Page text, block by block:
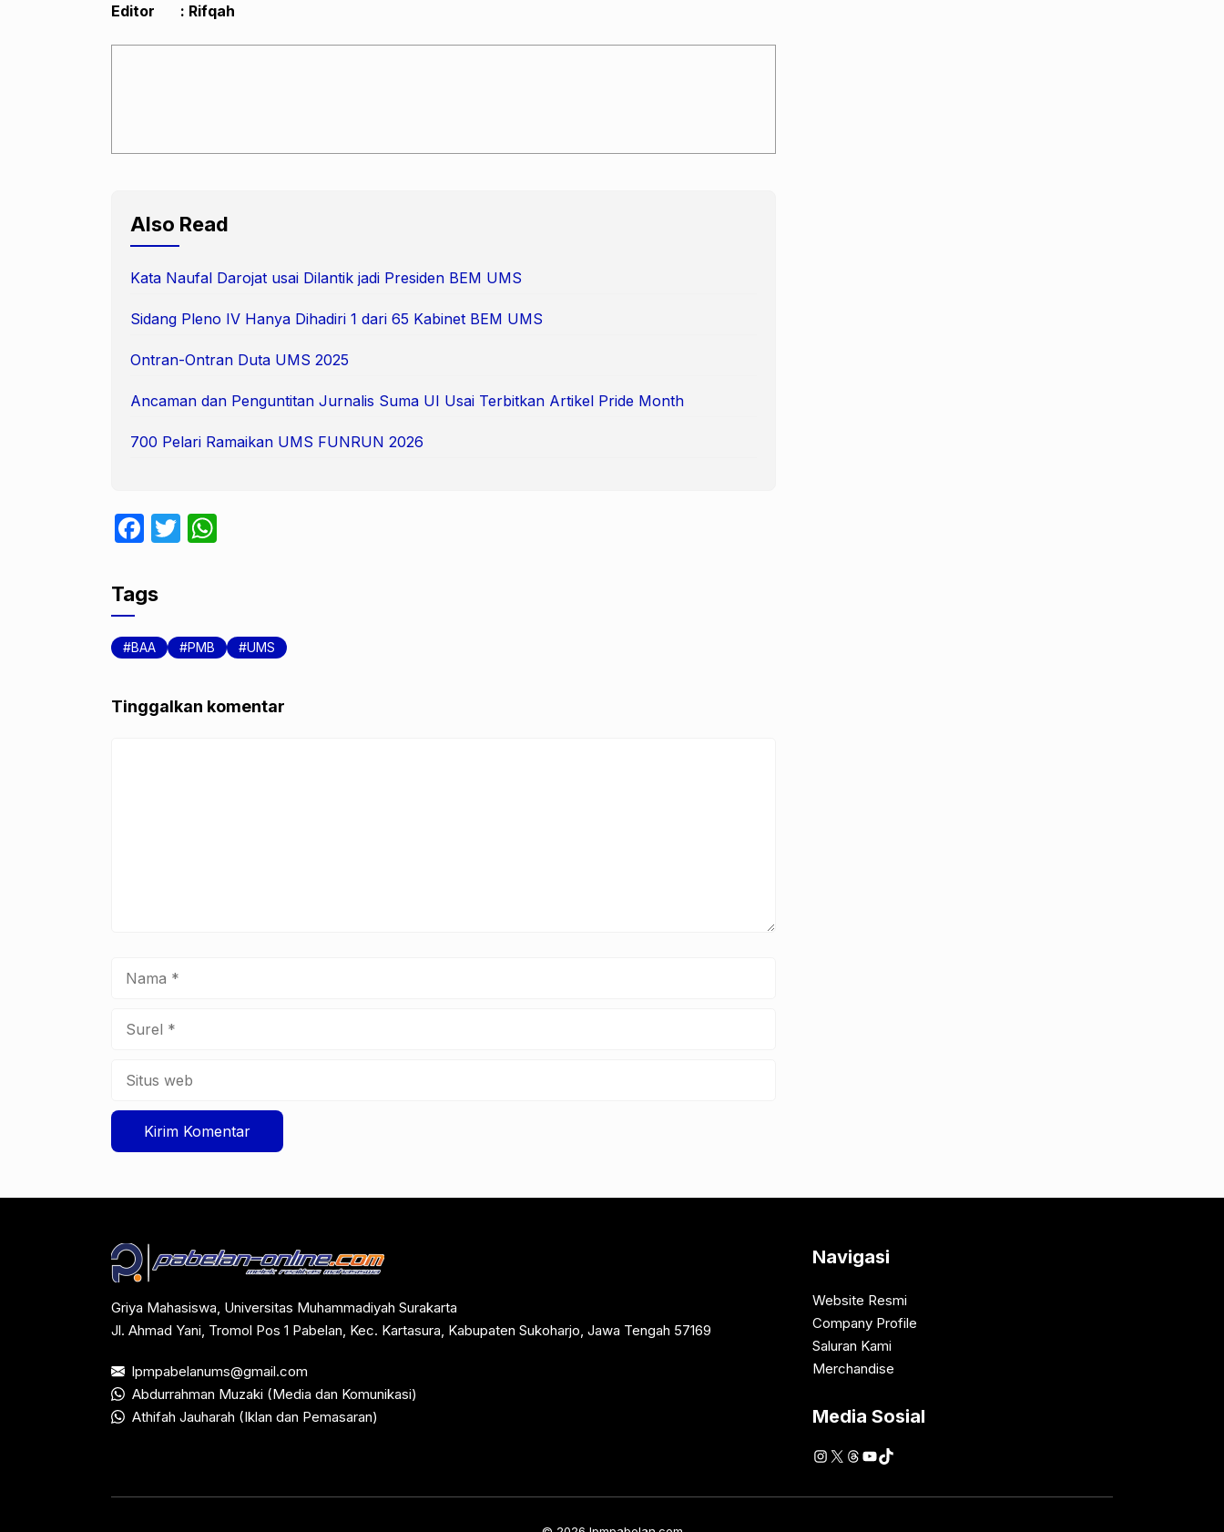
Editor : Rifqah
Also Read
Kata Naufal Darojat usai Dilantik jadi Presiden BEM UMS
Sidang Pleno IV Hanya Dihadiri 1 dari 65 Kabinet BEM UMS
Ontran-Ontran Duta UMS 2025
Ancaman dan Penguntitan Jurnalis Suma UI Usai Terbitkan Artikel Pride Month
700 Pelari Ramaikan UMS FUNRUN 2026
F
c
e
b
o
T
A
p
Tags
BAA PMB UMS
Tinggalkan komentar
Griya Mahasiswa, Universitas Muhammadiyah Surakarta
Jl. Ahmad Yani, Tromol Pos 1 Pabelan, Kec. Kartasura, Kabupaten Sukoharjo, Jawa Tengah 57169
lpmpabelanums@gmail.com
Abdurrahman Muzaki (Media dan Komunikasi)
Athifah Jauharah (Iklan dan Pemasaran)
Navigasi
Website Resmi
Company Profile
Saluran Kami
Merchandise
Media Sosial
Instagram
X Threads
YouTube
TikTok